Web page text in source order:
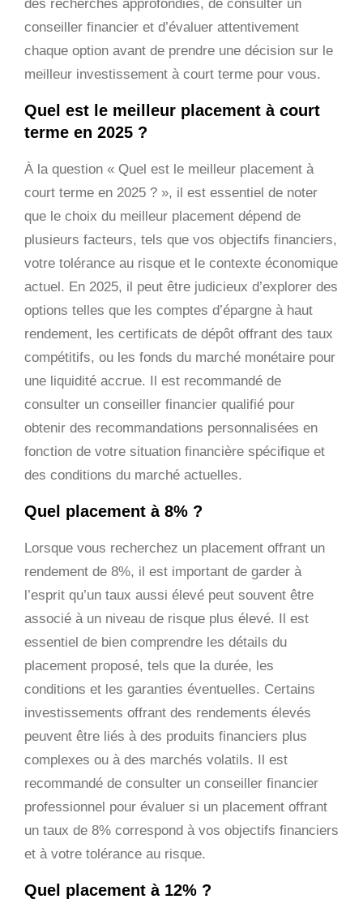
des recherches approfondies, de consulter un
conseiller financier et d’évaluer attentivement
chaque option avant de prendre une décision sur le
meilleur investissement à court terme pour vous.
Quel est le meilleur placement à court
terme en 2025 ?
À la question « Quel est le meilleur placement à
court terme en 2025 ? », il est essentiel de noter
que le choix du meilleur placement dépend de
plusieurs facteurs, tels que vos objectifs financiers,
votre tolérance au risque et le contexte économique
actuel. En 2025, il peut être judicieux d’explorer des
options telles que les comptes d’épargne à haut
rendement, les certificats de dépôt offrant des taux
compétitifs, ou les fonds du marché monétaire pour
une liquidité accrue. Il est recommandé de
consulter un conseiller financier qualifié pour
obtenir des recommandations personnalisées en
fonction de votre situation financière spécifique et
des conditions du marché actuelles.
Quel placement à 8% ?
Lorsque vous recherchez un placement offrant un
rendement de 8%, il est important de garder à
l’esprit qu’un taux aussi élevé peut souvent être
associé à un niveau de risque plus élevé. Il est
essentiel de bien comprendre les détails du
placement proposé, tels que la durée, les
conditions et les garanties éventuelles. Certains
investissements offrant des rendements élevés
peuvent être liés à des produits financiers plus
complexes ou à des marchés volatils. Il est
recommandé de consulter un conseiller financier
professionnel pour évaluer si un placement offrant
un taux de 8% correspond à vos objectifs financiers
et à votre tolérance au risque.
Quel placement à 12% ?